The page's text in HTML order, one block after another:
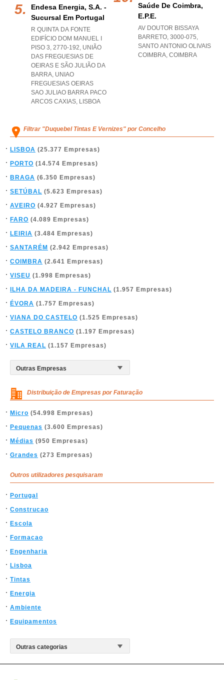
Endesa Energia, S.a. -
Sucursal Em Portugal
R QUINTA DA FONTE
EDIFÍCIO DOM MANUEL I
PISO 3, 2770-192, UNIÃO
DAS FREGUESIAS DE
OEIRAS E SÃO JULIÃO DA
BARRA, UNIAO
FREGUESIAS OEIRAS
SAO JULIAO BARRA PACO
ARCOS CAXIAS, LISBOA
Saúde De Coimbra,
E.p.e.
AV DOUTOR BISSAYA
BARRETO, 3000-075,
SANTO ANTONIO OLIVAIS
COIMBRA, COIMBRA
Filtrar "Duquebel Tintas E Vernizes" por Concelho
LISBOA (25.377 Empresas)
PORTO (14.574 Empresas)
BRAGA (6.350 Empresas)
SETÚBAL (5.623 Empresas)
AVEIRO (4.927 Empresas)
FARO (4.089 Empresas)
LEIRIA (3.484 Empresas)
SANTARÉM (2.942 Empresas)
COIMBRA (2.641 Empresas)
VISEU (1.998 Empresas)
ILHA DA MADEIRA - FUNCHAL (1.957 Empresas)
ÉVORA (1.757 Empresas)
VIANA DO CASTELO (1.525 Empresas)
CASTELO BRANCO (1.197 Empresas)
VILA REAL (1.157 Empresas)
Distribuição de Empresas por Faturação
Micro (54.998 Empresas)
Pequenas (3.600 Empresas)
Médias (950 Empresas)
Grandes (273 Empresas)
Outros utilizadores pesquisaram
Portugal
Construcao
Escola
Formacao
Engenharia
Lisboa
Tintas
Energia
Ambiente
Equipamentos